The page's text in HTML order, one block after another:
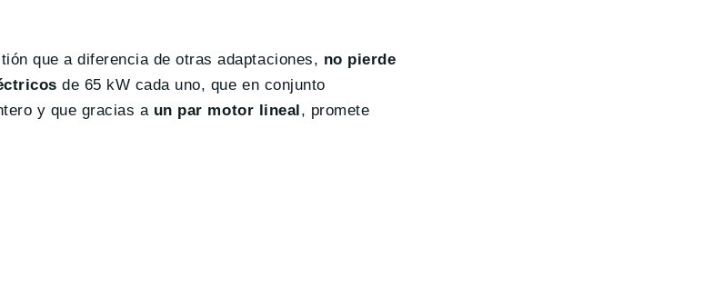
que a diferencia de otras adaptaciones, no pierde
de 65 kW cada uno, que en conjunto
y que gracias a un par motor lineal, promete